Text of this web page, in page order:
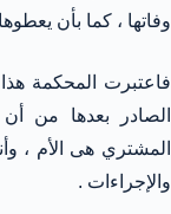
وفاتها ، كما بأن
فاعتبرت المحكمة
الصادر بعدها من
المشتري هى الأم ،
والإجراءات .